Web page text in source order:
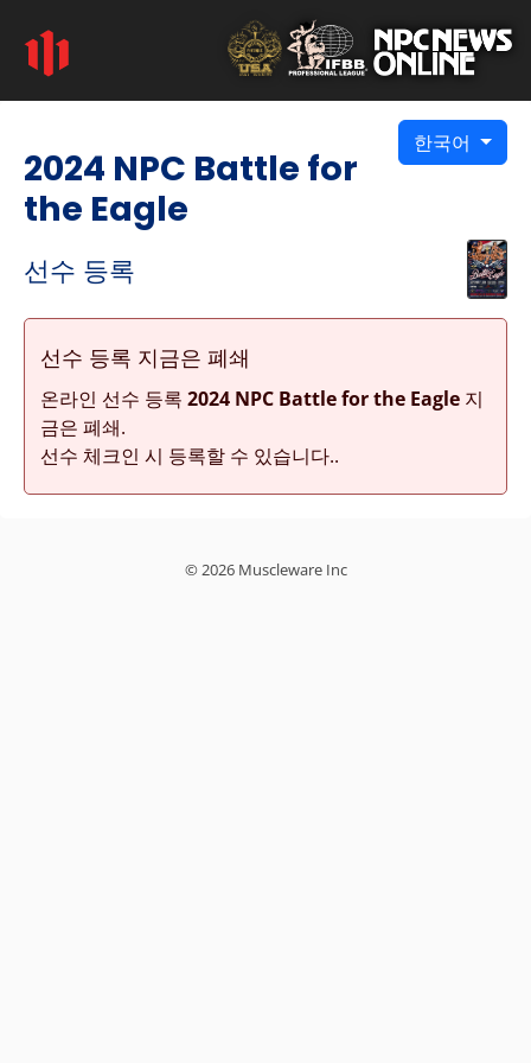
한국어
2024 NPC Battle for
the Eagle
선수 등록
선수 등록 지금은 폐쇄
온라인 선수 등록 2024 NPC Battle for the Eagle지
금은 폐쇄.
선수 체크인 시 등록할 수 있습니다..
© 2026 Muscleware Inc